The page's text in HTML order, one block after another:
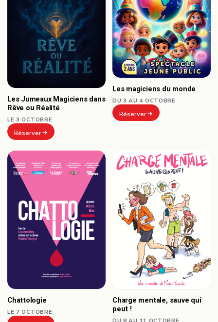
Les Jumeaux Magiciens dans
Rêve ou Réalité
LE 3 OCTOBRE
Réserver
Les magiciens du monde
DU 3 AU 4 OCTOBRE
Réserver
Chattologie
LE 7 OCTOBRE
Charge mentale, sauve qui
peut !